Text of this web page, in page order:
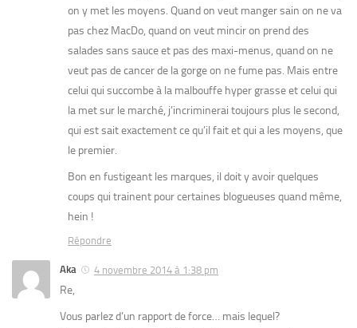
on y met les moyens. Quand on veut manger sain on ne va
pas chez MacDo, quand on veut mincir on prend des
salades sans sauce et pas des maxi-menus, quand on ne
veut pas de cancer de la gorge on ne fume pas. Mais entre
celui qui succombe à la malbouffe hyper grasse et celui qui
la met sur le marché, j’incriminerai toujours plus le second,
qui est sait exactement ce qu’il fait et qui a les moyens, que
le premier.
Bon en fustigeant les marques, il doit y avoir quelques
coups qui trainent pour certaines blogueuses quand même,
hein !
Répondre
Aka 4 novembre 2014 à 1:38 pm
Re,
Vous parlez d’un rapport de force… mais lequel?